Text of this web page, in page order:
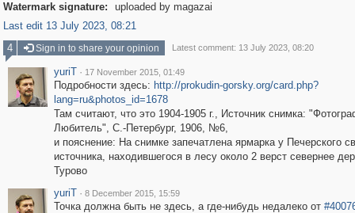
Watermark signature:
uploaded by magazai
Last edit 13 July 2023, 08:21
4
Sign in to share your opinion Latest comment: 13 July 2023, 08:20
yuriT · 17 November 2015, 01:49
Подробности здесь: http://prokudin-gorsky.org/card.php?
lang=ru&photos_id=1678
Там считают, что это 1904-1905 г., Источник снимка:
Любитель", С.-Петербург, 1906, №6,
и пояснение: На снимке запечатлена ярмарка у Печерского
источника, находившегося в лесу около 2 верст севернее
Турово
yuriT · 8 December 2015, 15:59
Точка должна быть не здесь, а где-нибудь недалеко от